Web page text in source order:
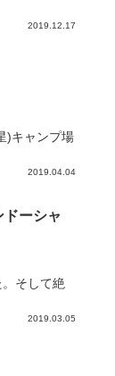
2019.12.17
キャンプ場
2019.04.04
ドーシャ
そして絶
2019.03.05